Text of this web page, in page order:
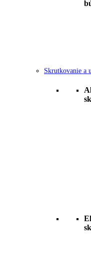
Skrutkovanie a